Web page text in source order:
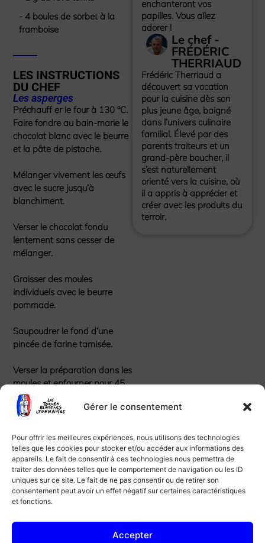
Gérer le consentement
Pour offrir les meilleures expériences, nous utilisons des technologies
telles que les cookies pour stocker et/ou accéder aux informations des
appareils. Le fait de consentir à ces technologies nous permettra de
traiter des données telles que le comportement de navigation ou les ID
uniques sur ce site. Le fait de ne pas consentir ou de retirer son
consentement peut avoir un effet négatif sur certaines caractéristiques
et fonctions.
Accepter
- 4 boules de sorbet à la
framboise
LES INSTRUCTIONS
DU CHEF
Les asperges
Préchauff er le four à 130 °C.
Faire fondre au bain-marie le
chocolat blanc avec le beurre
et la pâte de pistache.
Mélanger vivement les œufs
avec le sucre jusqu’à
blanchiment.
Verser le chocolat fondu
lentement sans cesser de
mélanger.
Graisser des moules
individuels avec le beurre
pommade.
Saupoudrer le fond d’une
pincée de farine tamisée.
Verser la préparation dans les
moules et enfourner pour 45
min.
ébullition la crème.
Incorporer le chocolat noir et
la fève tonka râpée.
Arrêter l’ébullition et mélanger
Servir les fondants avec le
enchanteront vos
papilles. Vous allez
adorer !
Le chef -
FRÉDÉRIC
THERRIAUD
Frédéric Therriaud a
découvert sa vocation
pour la cuisine dès son
plus jeune âge, baigné
dans l’univers culinaire
familial. Élevé par des
parents traiteurs et un
grand-père boucher, il
s’est naturellement
orienté vers la cuisine, où
il a appris à apprécier et
créer avec les produits du
terroir.